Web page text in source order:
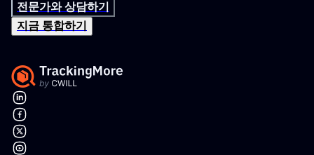
전문가와 상담하기
지금 통합하기